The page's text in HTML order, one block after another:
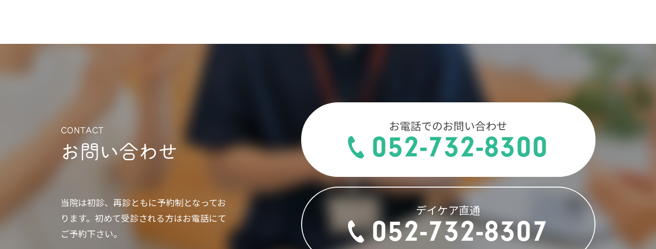
CONTACT
お問い合わせ
当院は初診、再診ともに予約制となってお
ります。初めて受診される方はお電話にて
ご予約下さい。
お電話でのお問い合わせ
052-732-8300
デイケア直通
052-732-8307